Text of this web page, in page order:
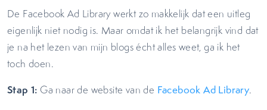
De Facebook Ad Library werkt zo makkelijk dat een uitleg
eigenlijk niet nodig is. Maar omdat ik het belangrijk vind dat
je na het lezen van mijn blogs écht alles weet, ga ik het
toch doen.
Stap 1: Ga naar de website van de Facebook Ad Library.